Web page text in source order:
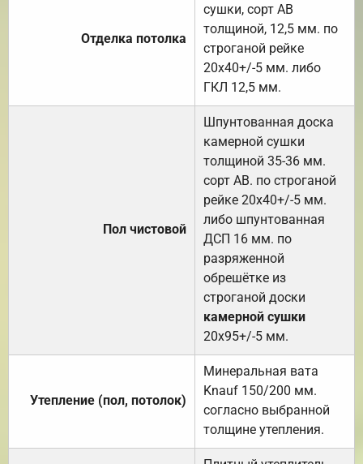
Отделка потолка
сушки, сорт АВ
толщиной, 12,5 мм. по
строганой рейке
20х40+/-5 мм. либо
ГКЛ 12,5 мм.
Пол чистовой
Шпунтованная доска
камерной сушки
толщиной 35-36 мм.
сорт АВ. по строганой
рейке 20х40+/-5 мм.
либо шпунтованная
ДСП 16 мм. по
разряженной
обрешётке из
строганой доски
камерной сушки
20х95+/-5 мм.
Утепление (пол, потолок)
Минеральная вата
Knauf 150/200 мм.
согласно выбранной
толщине утепления.